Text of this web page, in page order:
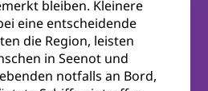
bleiben. Kleinere
eine entscheidende
die Region, leisten
in Seenot und
notfalls an Bord,